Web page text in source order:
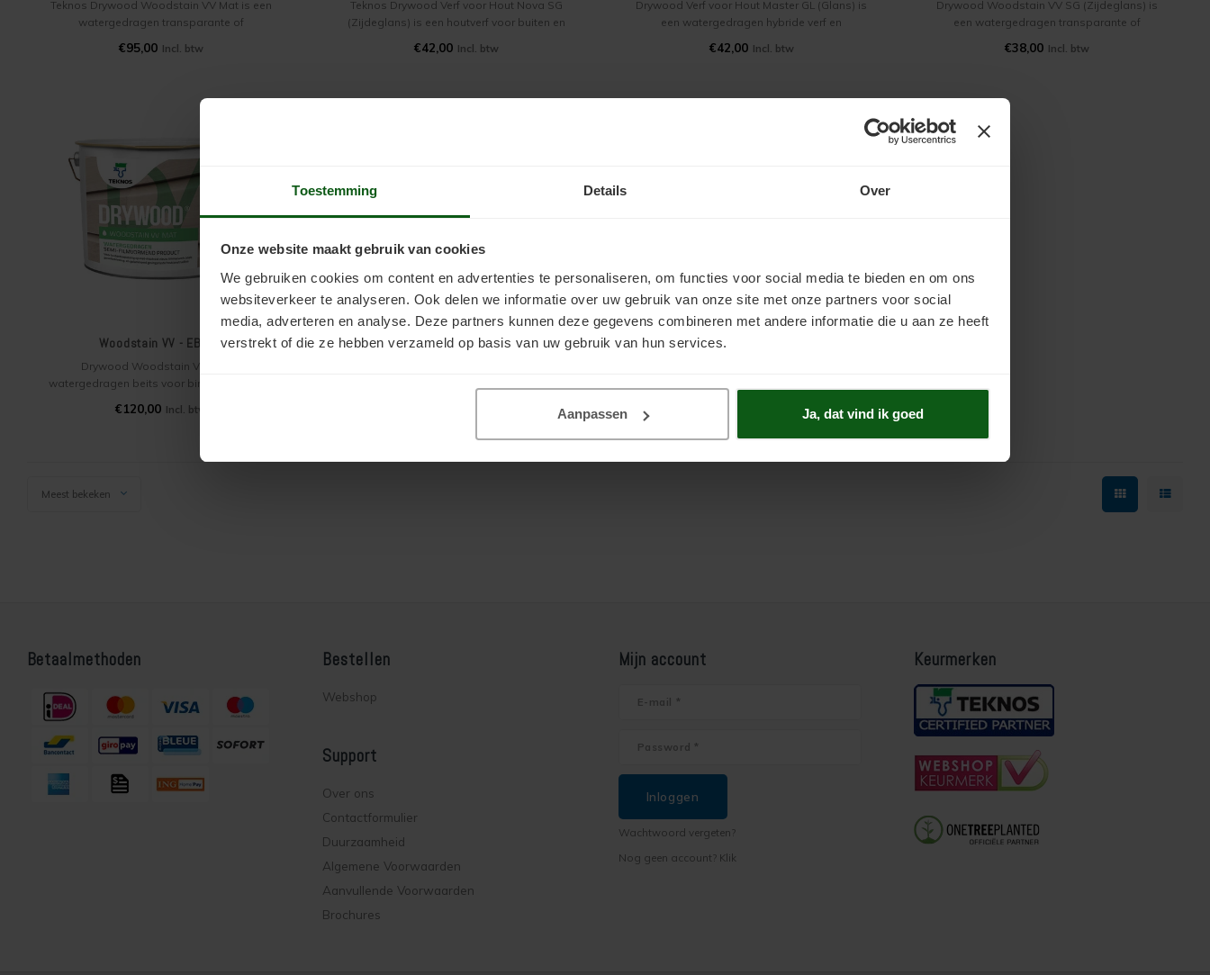
Toestemming Details Over
Onze website maakt gebruik van cookies
We gebruiken cookies om content en advertenties te personaliseren, om functies voor social media te bieden en om ons
websiteverkeer te analyseren. Ook delen we informatie over uw gebruik van onze site met onze partners voor social
media, adverteren en analyse. Deze partners kunnen deze gegevens combineren met andere informatie die u aan ze heeft
verstrekt of die ze hebben verzameld op basis van uw gebruik van hun services.
Aanpassen Ja, dat vind ik goed
Teknos Drywood Woodstain VV Mat is een
watergedragen transparante of
op kaal hout. Woodstain geeft een
en is semi-filmvormend.
€95,00 Incl. btw
Teknos Drywood Verf voor Hout Nova SG
(Zijdeglans) is een houtverf voor buiten en
en aflak in 1 is weerbestendig en heeft een
€42,00 Incl. btw
Drywood Verf voor Hout Master GL (Glans) is
een watergedragen hybride verf en
voor hout buiten en binnen. Voor het verven
€42,00 Incl. btw
Drywood Woodstain VV SG (Zijdeglans) is
een watergedragen transparante of
buiten op kaal hout. Woodstain geeft een
semi-filmvormend.
€38,00 Incl. btw
Woodstain VV - EBONY
Drywood Woodstain VV is een
watergedragen beits voor binnen en buiten
voor Drywood Woodstain ontwikkelde
€120,00 Incl. btw
Kopse Sealer
houten constructies en voor randafdichting
Hout Nova Glans
één is weerbestendig en heeft een zeer
Meest bekeken
Betaalmethoden Bestellen
Webshop
Support
Over ons
Contactformulier
Duurzaamheid
Algemene Voorwaarden
Aanvullende Voorwaarden
Brochures
Mijn account
Inloggen
Wachtwoord vergeten?
Nog geen account? Klik
Keurmerken